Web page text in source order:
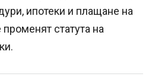
ипотеки и плащане на
статута на